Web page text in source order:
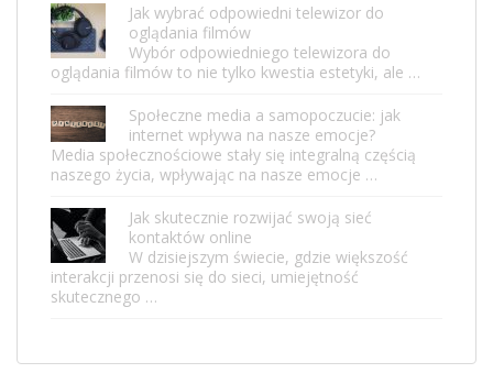
Jak wybrać odpowiedni telewizor do
oglądania filmów
Wybór odpowiedniego telewizora do
oglądania filmów to nie tylko kwestia estetyki, ale …
Społeczne media a samopoczucie: jak
internet wpływa na nasze emocje?
Media społecznościowe stały się integralną częścią
naszego życia, wpływając na nasze emocje …
Jak skutecznie rozwijać swoją sieć
kontaktów online
W dzisiejszym świecie, gdzie większość
interakcji przenosi się do sieci, umiejętność
skutecznego …